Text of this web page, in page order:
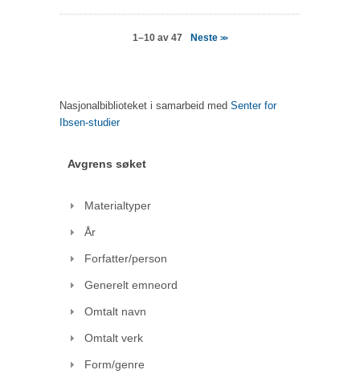
1–10 av 47 Neste>>
Nasjonalbiblioteket i samarbeid med Senter for
Ibsen-studier
Avgrens søket
Materialtyper
År
Forfatter/person
Generelt emneord
Omtalt navn
Omtalt verk
Form/genre